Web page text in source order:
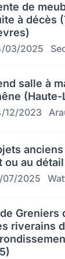
de
à décès
03/2025
salle à
(Haute-
12/2023
ou au détail
07/2025
Greniers
riverains